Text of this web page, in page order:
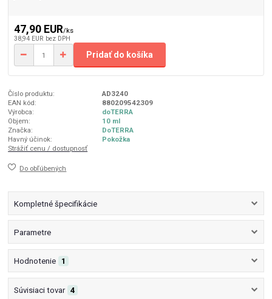
47,90 EUR/ks
38,94 EUR bez DPH
Pridať do košíka
Číslo produktu:
AD3240
EAN kód:
880209542309
Výrobca:
doTERRA
Objem:
10 ml
Značka:
DoTERRA
Havný účinok:
Pokožka
Strážiť cenu / dostupnosť
Do obľúbených
Kompletné špecifikácie
Parametre
Hodnotenie 1
Súvisiaci tovar 4